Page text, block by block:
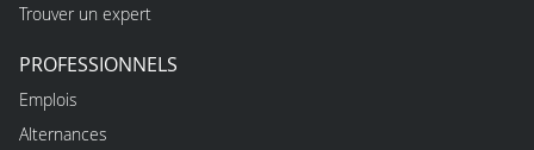
Trouver un expert
PROFESSIONNELS
Emplois
Alternances